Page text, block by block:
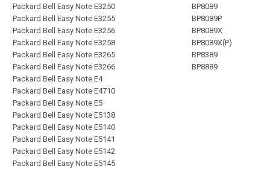
Packard Bell Easy Note E3250
Packard Bell Easy Note E3255
Packard Bell Easy Note E3256
Packard Bell Easy Note E3258
Packard Bell Easy Note E3265
Packard Bell Easy Note E3266
Packard Bell Easy Note E4
Packard Bell Easy Note E4710
Packard Bell Easy Note E5
Packard Bell Easy Note E5138
Packard Bell Easy Note E5140
Packard Bell Easy Note E5141
Packard Bell Easy Note E5142
Packard Bell Easy Note E5145
BP8089
BP8089P
BP8089X
BP8089X(P)
BP8389
BP8889